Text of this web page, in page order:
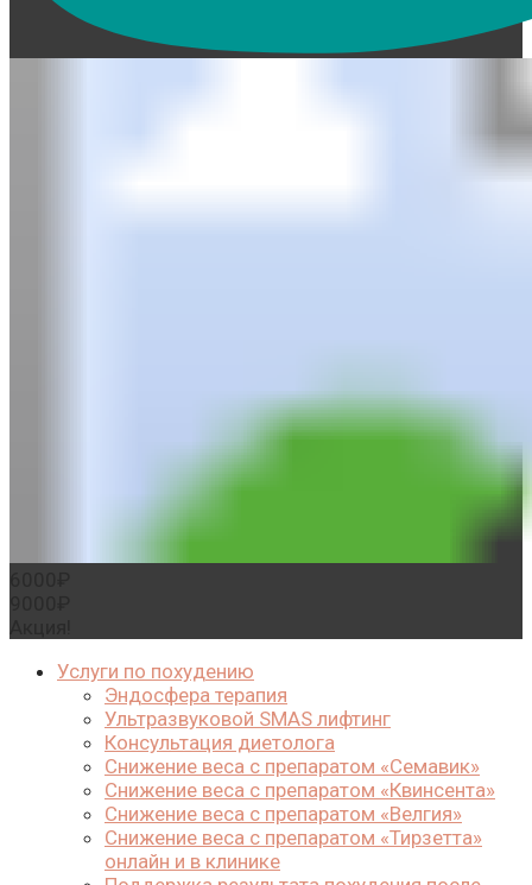
Услуги по похудению
Эндосфера терапия
Ультразвуковой SMAS лифтинг
Консультация диетолога
Cнижение веса с препаратом «Семавик»
Снижение веса с препаратом «Квинсента»
Снижение веса с препаратом «Велгия»
Снижение веса с препаратом «Тирзетта»
онлайн и в клинике